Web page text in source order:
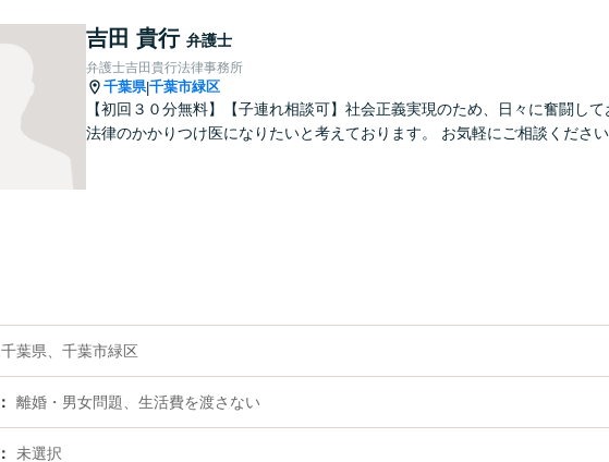
吉田 貴行 弁護士
弁護士吉田貴行法律事務所
千葉県|千葉市緑区
【初回３０分無料】【子連れ相談可】社会正義実現のため、日々に奮闘し
法律のかかりつけ医になりたいと考えております。 お気軽にご相談ください
千葉県、千葉市緑区
離婚・男女問題、生活費を渡さない
未選択